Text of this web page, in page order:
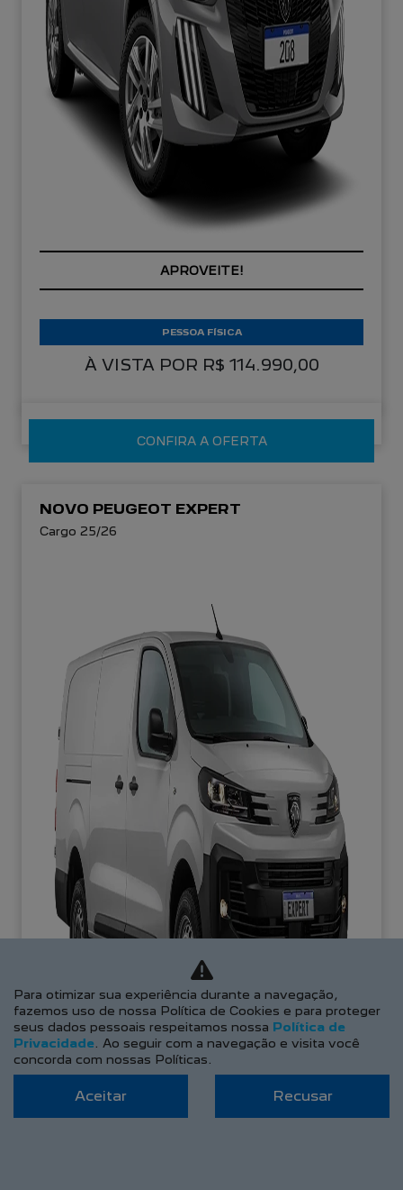
APROVEITE!
À VISTA POR R$ 114.990,00
PESSOA FÍSICA
CONFIRA A OFERTA
NOVO PEUGEOT EXPERT
Cargo 25/26
Para otimizar sua experiência durante a navegação,
fazemos uso de nossa Política de Cookies e para proteger
seus dados pessoais respeitamos nossa Política de
Privacidade . Ao seguir com a navegação e visita você
concorda com nossas Políticas.
Aceitar Recusar